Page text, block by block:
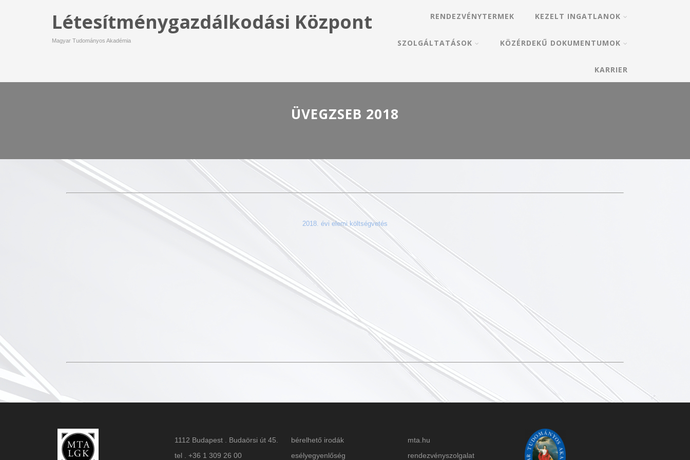
Létesítménygazdálkodási Központ
Magyar Tudományos Akadémia
RENDEZVÉNYTERMEK KEZELT INGATLANOK
SZOLGÁLTATÁSOK KÖZÉRDEKŰ DOKUMENTUMOK
KARRIER
ÜVEGZSEB 2018
2018. évi elemi költségvetés
1112 Budapest . Budaörsi út 45.
tel . +36 1 309 26 00
bérelhető irodák
esélyegyenlőség
mta.hu
rendezvényszolgalat